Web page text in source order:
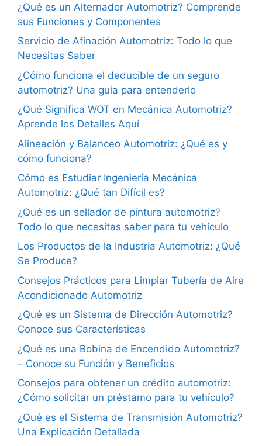
¿Qué es un Alternador Automotriz? Comprende
sus Funciones y Componentes
Servicio de Afinación Automotriz: Todo lo que
Necesitas Saber
¿Cómo funciona el deducible de un seguro
automotriz? Una guía para entenderlo
¿Qué Significa WOT en Mecánica Automotriz?
Aprende los Detalles Aquí
Alineación y Balanceo Automotriz: ¿Qué es y
cómo funciona?
Cómo es Estudiar Ingeniería Mecánica
Automotriz: ¿Qué tan Difícil es?
¿Qué es un sellador de pintura automotriz?
Todo lo que necesitas saber para tu vehículo
Los Productos de la Industria Automotriz: ¿Qué
Se Produce?
Consejos Prácticos para Limpiar Tubería de Aire
Acondicionado Automotriz
¿Qué es un Sistema de Dirección Automotriz?
Conoce sus Características
¿Qué es una Bobina de Encendido Automotriz?
– Conoce su Función y Beneficios
Consejos para obtener un crédito automotriz:
¿Cómo solicitar un préstamo para tu vehículo?
¿Qué es el Sistema de Transmisión Automotriz?
Una Explicación Detallada